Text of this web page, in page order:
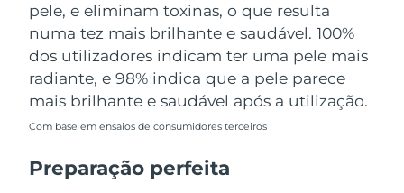
pele, e eliminam toxinas, o que resulta
numa tez mais brilhante e saudável. 100%
dos utilizadores indicam ter uma pele mais
radiante, e 98% indica que a pele parece
mais brilhante e saudável após a utilização.
Com base em ensaios de consumidores terceiros
Preparação perfeita